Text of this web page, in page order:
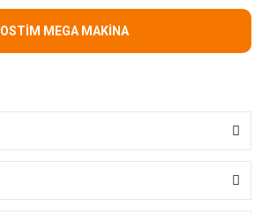
OSTİM MEGA MAKİNA